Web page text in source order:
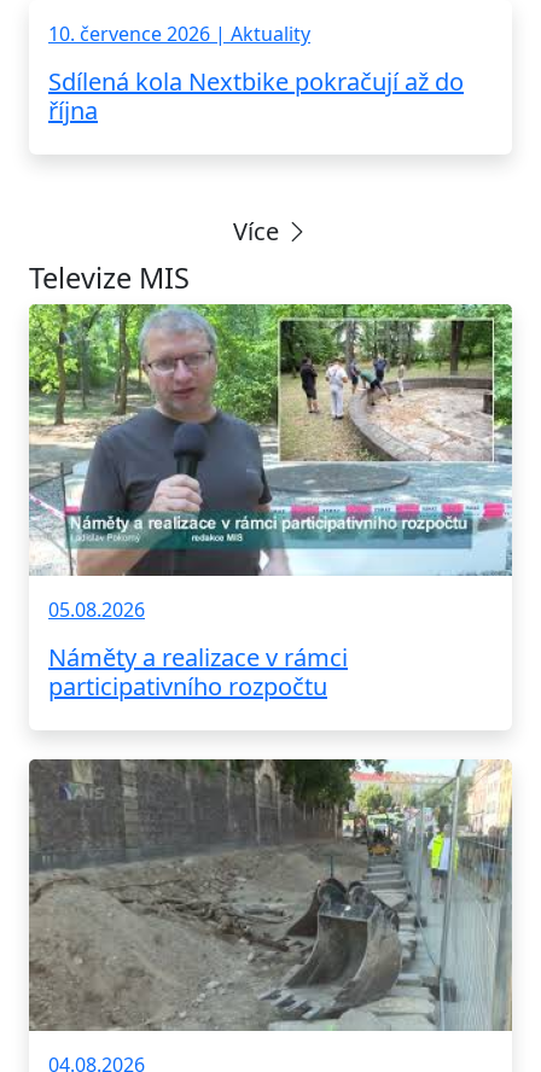
10. července 2026 | Aktuality
Sdílená kola Nextbike pokračují až do
října
Více
Televize MIS
05.08.2026
Náměty a realizace v rámci
participativního rozpočtu
04.08.2026